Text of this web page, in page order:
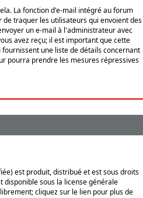
La fonction d'e-mail intégré au forum
de traquer les utilisateurs qui envoient des
un e-mail à l'administrateur avec
avez reçu; il est important que cette
une liste de détails concernant
pourra prendre les mesures répressives
est produit, distribué et est sous droits
disponible sous la license générale
cliquez sur le lien pour plus de